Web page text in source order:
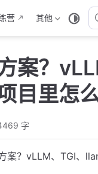
营 其他
案？
里怎么
字
？vLLM、TGI、